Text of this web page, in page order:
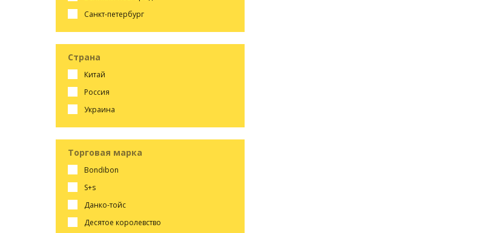
санкт-петербург
Страна
китай
россия
украина
Торговая марка
bondibon
s+s
данко-тойс
десятое королевство